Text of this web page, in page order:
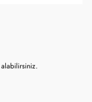
alabilirsiniz.